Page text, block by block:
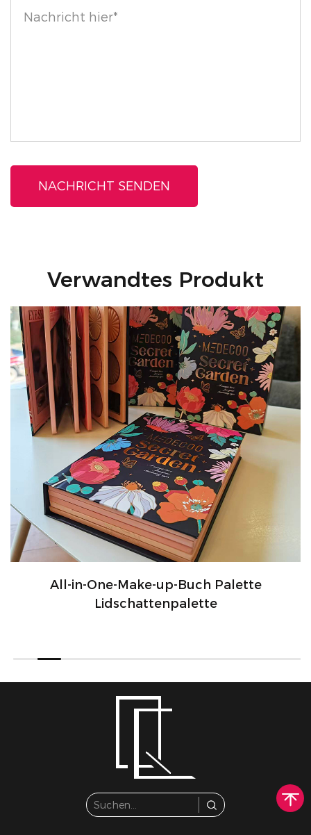
Verwandtes Produkt
All-in-One-Make-up-Buch Palette
Lidschattenpalette